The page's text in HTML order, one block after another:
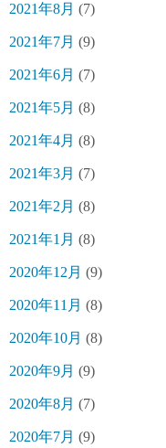
2021年8月 (7)
2021年7月 (9)
2021年6月 (7)
2021年5月 (8)
2021年4月 (8)
2021年3月 (7)
2021年2月 (8)
2021年1月 (8)
2020年12月 (9)
2020年11月 (8)
2020年10月 (8)
2020年9月 (9)
2020年8月 (7)
2020年7月 (9)